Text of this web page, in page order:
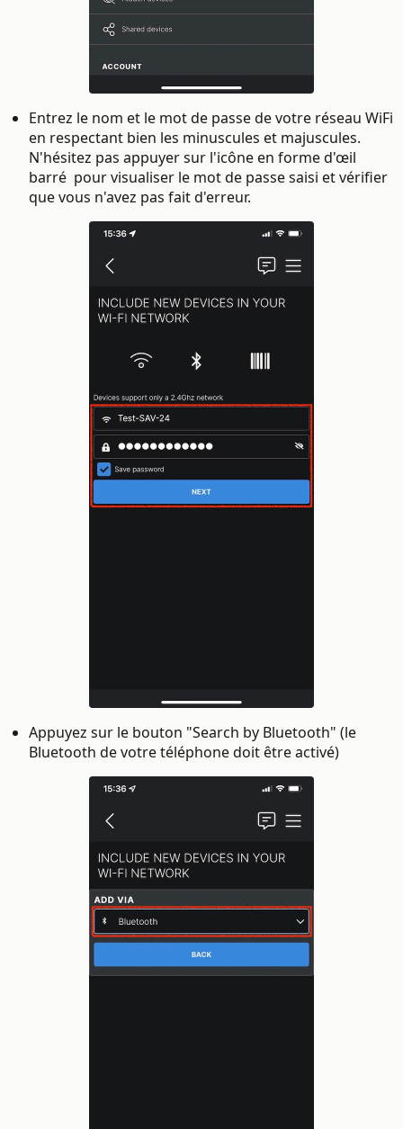
Entrez le nom et le mot de passe de votre réseau WiFi
en respectant bien les minuscules et majuscules.
N'hésitez pas appuyer sur l'icône en forme d'œil
barré pour visualiser le mot de passe saisi et vérifier
que vous n'avez pas fait d'erreur.
Appuyez sur le bouton "Search by Bluetooth" (le
Bluetooth de votre téléphone doit être activé)